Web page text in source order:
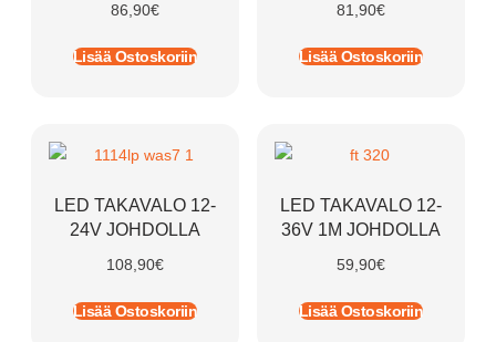
86,90€
Lisää Ostoskoriin
81,90€
Lisää Ostoskoriin
LED TAKAVALO 12-
24V JOHDOLLA
108,90€
Lisää Ostoskoriin
LED TAKAVALO 12-
36V 1M JOHDOLLA
59,90€
Lisää Ostoskoriin